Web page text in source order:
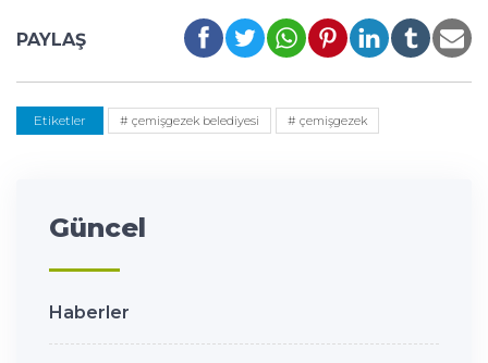
PAYLAŞ
Etiketler # çemişgezek belediyesi # çemişgezek
Güncel
Haberler